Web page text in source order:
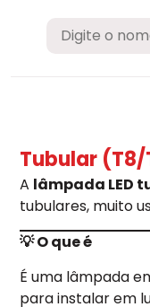
Tubular
A lâmpada LED
tubulares, muito
💡 O que é
É uma lâmpada
para instalar em